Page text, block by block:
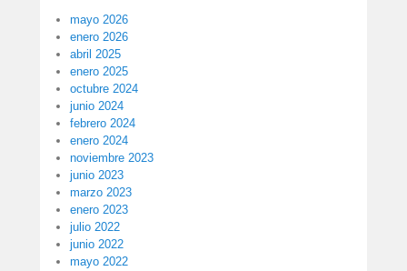
mayo 2026
enero 2026
abril 2025
enero 2025
octubre 2024
junio 2024
febrero 2024
enero 2024
noviembre 2023
junio 2023
marzo 2023
enero 2023
julio 2022
junio 2022
mayo 2022